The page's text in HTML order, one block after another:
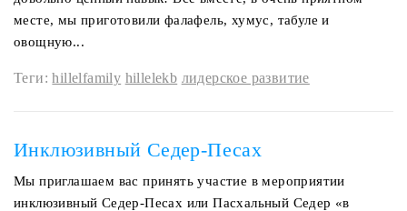
месте, мы приготовили фалафель, хумус, табуле и
овощную...
Теги:hillelfamily hillelekb лидерское развитие
Инклюзивный Седер-Песах
Мы приглашаем вас принять участие в мероприятии
инклюзивный Седер-Песах или Пасхальный Седер «в